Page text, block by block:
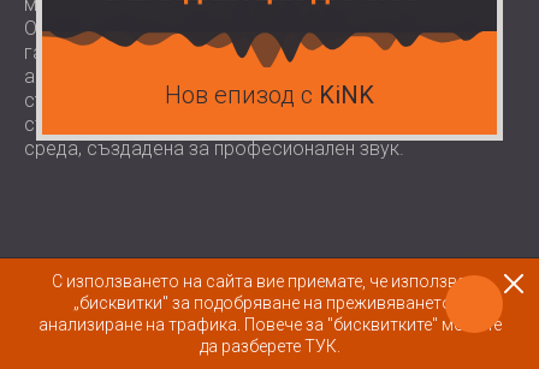
Опитът и техническите познания на нашия екип
гарантират, че всеки проект постига идеалния
акустичен баланс за специфичните изисквания на
студиото, което позволява на клиентите да се
съсредоточат върху творчеството и продукцията в
среда, създадена за професионален звук.
ЗВУКОИЗОЛАЦИЯ
С използването на сайта вие приемате, че използваме
„бисквитки" за подобряване на преживяването и
анализиране на трафика. Повече за "бисквитките" можете
да разберете ТУК.
Нов епизод с KiNK